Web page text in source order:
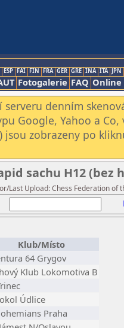
ESP FAI FIN FRA GER GRE INA ITA JPN
Fotogalerie FAQ Online
denním
Google, Yahoo a
zobrazeny po
sachu H12 (bez
Last Upload: Chess Federation of
Klub/Místo
64 Grygov
Klub Lokomotiva B
Údlice
Praha